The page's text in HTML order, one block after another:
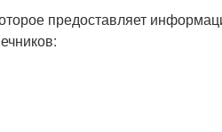
предоставляет